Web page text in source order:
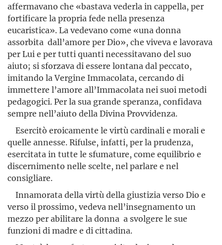
affermavano che «bastava vederla in cappella, per
fortificare la propria fede nella presenza
eucaristica». La vedevano come «una donna
assorbita dall’amore per Dio», che viveva e lavorava
per Lui e per tutti quanti necessitavano del suo
aiuto; si sforzava di essere lontana dal peccato,
imitando la Vergine Immacolata, cercando di
immettere l’amore all’Immacolata nei suoi metodi
pedagogici. Per la sua grande speranza, confidava
sempre nell’aiuto della Divina Provvidenza.
Esercitò eroicamente le virtù cardinali e morali e
quelle annes­se. Rifulse, infatti, per la prudenza,
esercitata in tutte le sfumature, come equilibrio e
discernimento nelle scelte, nel parlare e nel
consigliare.
Innamorata della virtù della giustizia verso Dio e
verso il prossimo, vedeva nell’insegnamento un
mezzo per abilitare la donna a svolgere le sue
funzioni di madre e di cittadina.